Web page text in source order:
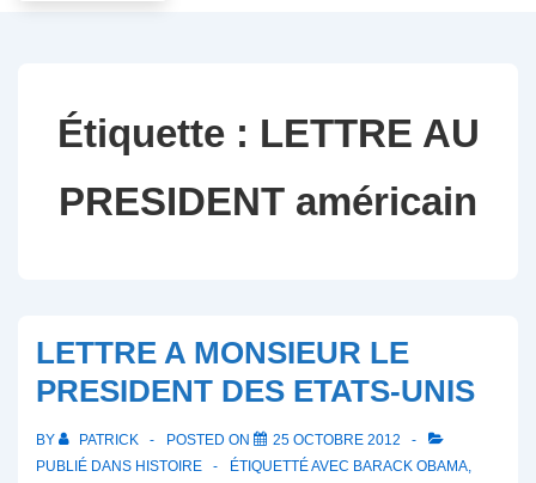
Étiquette : LETTRE AU
PRESIDENT américain
LETTRE A MONSIEUR LE
PRESIDENT DES ETATS-UNIS
BY PATRICK POSTED ON
25 OCTOBRE 2012
PUBLIÉ DANS HISTOIRE ÉTIQUETTÉ AVEC BARACK OBAMA,